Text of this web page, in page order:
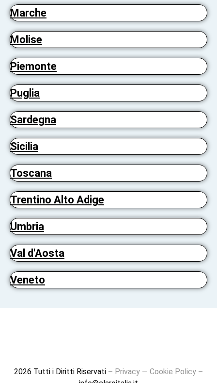
Marche
Molise
Piemonte
Puglia
Sardegna
Sicilia
Toscana
Trentino Alto Adige
Umbria
Val d'Aosta
Veneto
2026 Tutti i Diritti Riservati – Privacy — Cookie Policy –